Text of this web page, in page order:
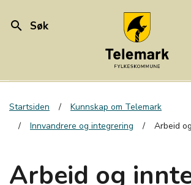
search Søk
Startsiden
Kunnskap om Telemark
Innvandrere og integrering
Arbeid
Arbeid og